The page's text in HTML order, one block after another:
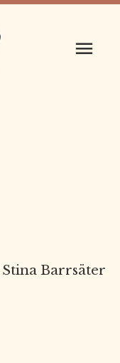
Stina Barrsäter